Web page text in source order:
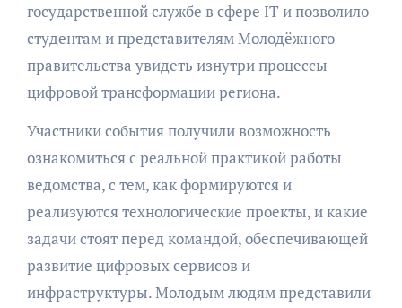
государственной службе в сфере IT и позволило
студентам и представителям Молодёжного
правительства увидеть изнутри процессы
цифровой трансформации региона.
Участники события получили возможность
ознакомиться с реальной практикой работы
ведомства, с тем, как формируются и
реализуются технологические проекты, и какие
задачи стоят перед командой, обеспечивающей
развитие цифровых сервисов и
инфраструктуры. Молодым людям представили